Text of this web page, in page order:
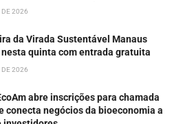
DE 2026
da Virada Sustentável Manaus
quinta com entrada gratuita
DE 2026
abre inscrições para chamada
conecta negócios da bioeconomia a